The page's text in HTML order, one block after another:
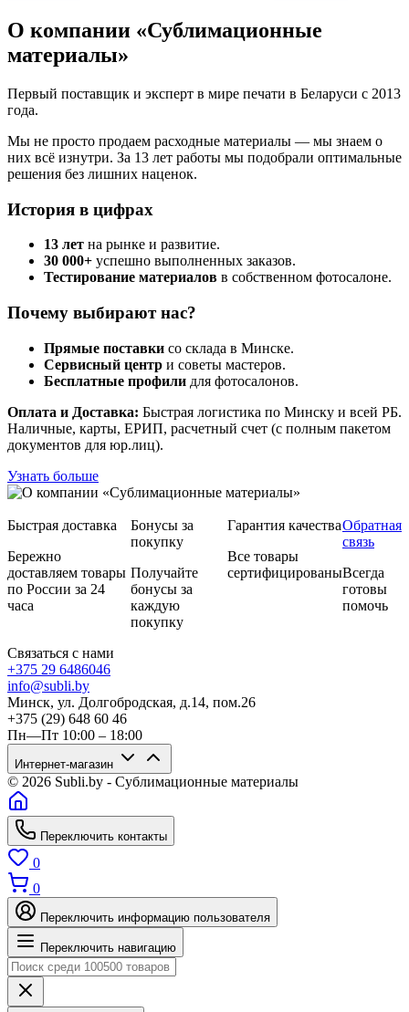
О компании «Сублимационные
материалы»
Первый поставщик и эксперт в мире печати в Беларуси с 2013
года.
Мы не просто продаем расходные материалы — мы знаем о
них всё изнутри. За 13 лет работы мы подобрали оптимальные
решения без лишних наценок.
История в цифрах
13 лет на рынке и развитие.
30 000+ успешно выполненных заказов.
Тестирование материалов в собственном фотосалоне.
Почему выбирают нас?
Прямые поставки со склада в Минске.
Сервисный центр и советы мастеров.
Бесплатные профили для фотосалонов.
Оплата и Доставка: Быстрая логистика по Минску и всей РБ.
Наличные, карты, ЕРИП, расчетный счет (с полным пакетом
документов для юр.лиц).
Узнать больше
Быстрая доставка
Бережно
доставляем товары
по России за 24
часа
Бонусы за
покупку
Получайте
бонусы за
каждую
покупку
Гарантия качества
Все товары
сертифицированы
Обратная
связь
Всегда
готовы
помочь
Связаться с нами
+375 29 6486046
info@subli.by
Минск, ул. Долгобродская, д.14, пом.26
+375 (29) 648 60 46
Пн—Пт 10:00 – 18:00
Интернет-магазин
© 2026 Subli.by - Сублимационные материалы
Переключить контакты
0
0
Переключить информацию пользователя
Переключить навигацию